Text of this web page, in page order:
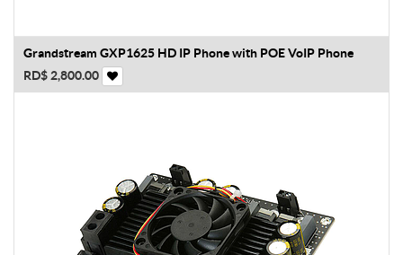
Grandstream GXP1625 HD IP Phone with POE VoIP Phone
RD$2,800.00